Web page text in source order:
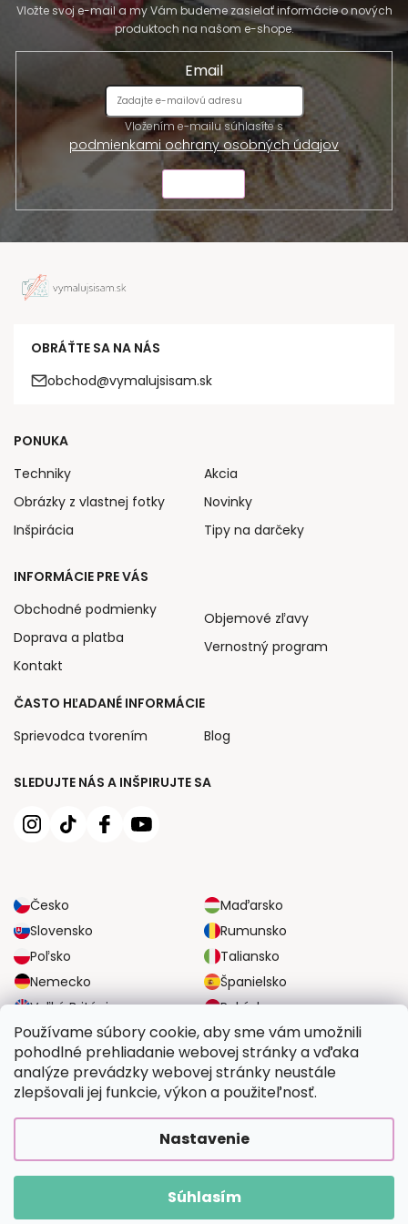
Používame súbory cookie, aby sme vám umožnili
pohodlné prehliadanie webovej stránky a vďaka
analýze prevádzky webovej stránky neustále
zlepšovali jej funkcie, výkon a použiteľnosť.
Nastavenie
Súhlasím
Vložte svoj e-mail a my Vám budeme zasielať informácie o nových
produktoch na našom e-shope.
Email
Vložením e-mailu súhlasíte s
podmienkami ochrany osobných údajov
OBRÁŤTE SA NA NÁS
obchod@vymalujsisam.sk
SLEDUJTE NÁS A INŠPIRUJTE SA
Česko
Maďarsko
Slovensko
Rumunsko
Poľsko
Taliansko
Nemecko
Španielsko
Veľká Británia
Rakúsko
PONUKA
Techniky
Obrázky z vlastnej fotky
Inšpirácia
Akcia
Novinky
Tipy na darčeky
INFORMÁCIE PRE VÁS
Obchodné podmienky
Doprava a platba
Kontakt
Objemové zľavy
Vernostný program
ČASTO HĽADANÉ INFORMÁCIE
Sprievodca tvorením
Blog
SPOĽAHLIVÉ MOŽNOSTI DOPRAVY
BEZPEČNÉ MOŽNOSTI PLATBY
Vymalujsisam.sk. Všetky práva vyhradené.